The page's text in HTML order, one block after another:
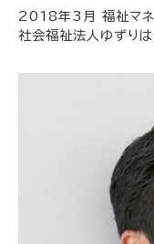
2018年3月 福祉マネ
社会福祉法人ゆずり